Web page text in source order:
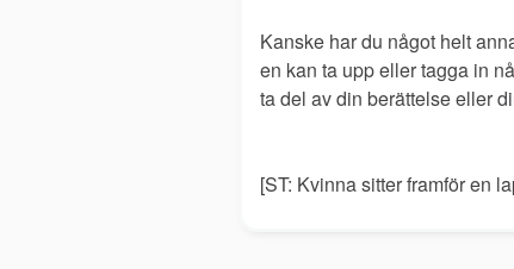
Kanske har du något helt
en kan ta upp eller tagga in
ta del av din berättelse eller
[ST: Kvinna sitter framför en